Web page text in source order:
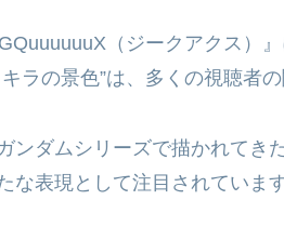
（ジークアクス）
ラの景色”は、多くの視聴者
ンダムシリーズで描かれてき
な表現として注目されています